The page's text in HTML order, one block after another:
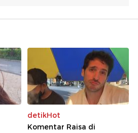
detikHot
Komentar Raisa di